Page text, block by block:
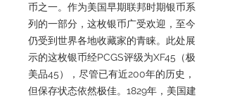
币之一。作为美国早期联邦时期银币系
列的一部分，这枚银币广受欢迎，至今
仍受到世界各地收藏家的青睐。此处展
示的这枚银币经PCGS评级为XF45（极
美品45），尽管已有近200年的历史，
但保存状态依然极佳。1829年，美国建